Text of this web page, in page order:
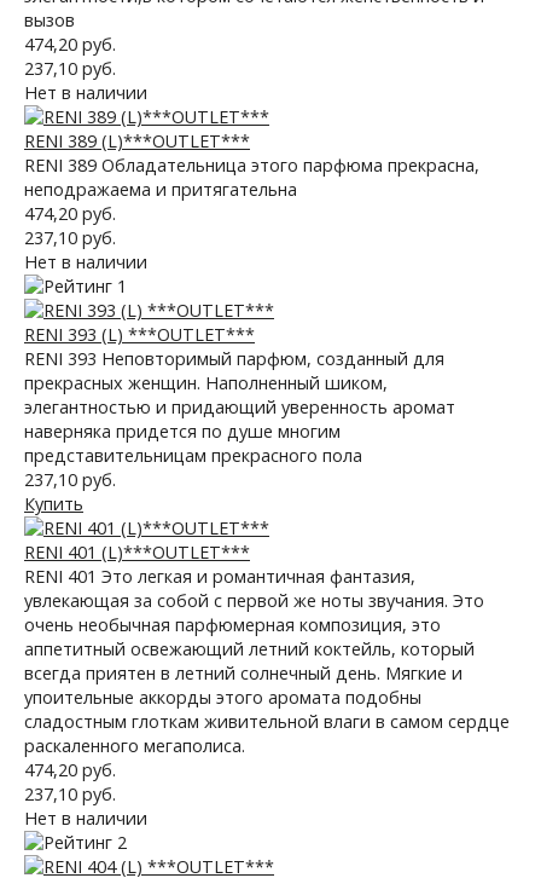
вызов
474,20 руб.
237,10 руб.
Нет в наличии
RENI 389 (L)***OUTLET***
RENI 389 Обладательница этого парфюма прекрасна,
неподражаема и притягательна
474,20 руб.
237,10 руб.
Нет в наличии
RENI 393 (L) ***OUTLET***
RENI 393 Неповторимый парфюм, созданный для
прекрасных женщин. Наполненный шиком,
элегантностью и придающий уверенность аромат
наверняка придется по душе многим
представительницам прекрасного пола
237,10 руб.
Купить
RENI 401 (L)***OUTLET***
RENI 401 Это легкая и романтичная фантазия,
увлекающая за собой с первой же ноты звучания. Это
очень необычная парфюмерная композиция, это
аппетитный освежающий летний коктейль, который
всегда приятен в летний солнечный день. Мягкие и
упоительные аккорды этого аромата подобны
сладостным глоткам живительной влаги в самом сердце
раскаленного мегаполиса.
474,20 руб.
237,10 руб.
Нет в наличии